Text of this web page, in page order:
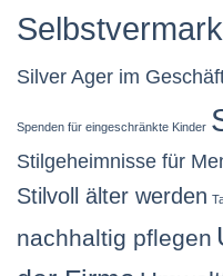
Silver Ager im
Spenden für eingeschränkte Kinder
Stilgeheimnisse für
Stilvoll älter werden
nachhaltig pflegen